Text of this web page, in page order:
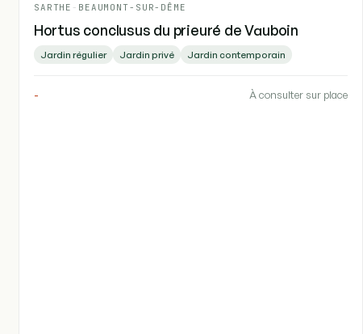
SARTHE - BEAUMONT-SUR-DÊME
Hortus conclusus du prieuré de Vauboin
Jardin régulier Jardin privé Jardin contemporain
- À consulter sur place